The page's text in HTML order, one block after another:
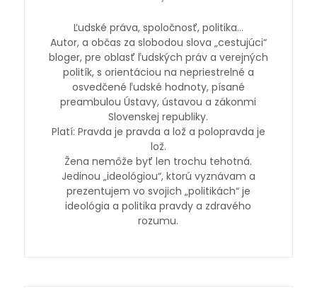
Ľudské práva, spoločnosť, politika…
Autor, a občas za slobodou slova „cestujúci“
bloger, pre oblasť ľudských práv a verejných
politík, s orientáciou na nepriestrelné a
osvedčené ľudské hodnoty, písané
preambulou Ústavy, ústavou a zákonmi
Slovenskej republiky.
Platí: Pravda je pravda a lož a polopravda je
lož.
Žena nemôže byť len trochu tehotná.
Jedinou „ideológiou“, ktorú vyznávam a
prezentujem vo svojich „politikách“ je
ideológia a politika pravdy a zdravého
rozumu.